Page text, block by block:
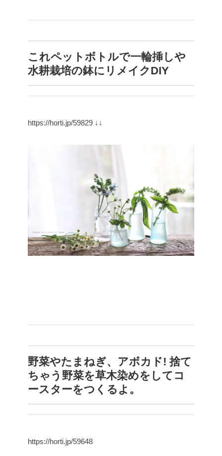
これペットボトルで一輪挿しや
水耕栽培の鉢にリメイクDIY
https://horti.jp/59829 ↓↓
野菜やたまねぎ、アボカド! 捨て
ちゃう野菜を草木染めをしてコ
ースターをつくるよ。
https://horti.jp/59648